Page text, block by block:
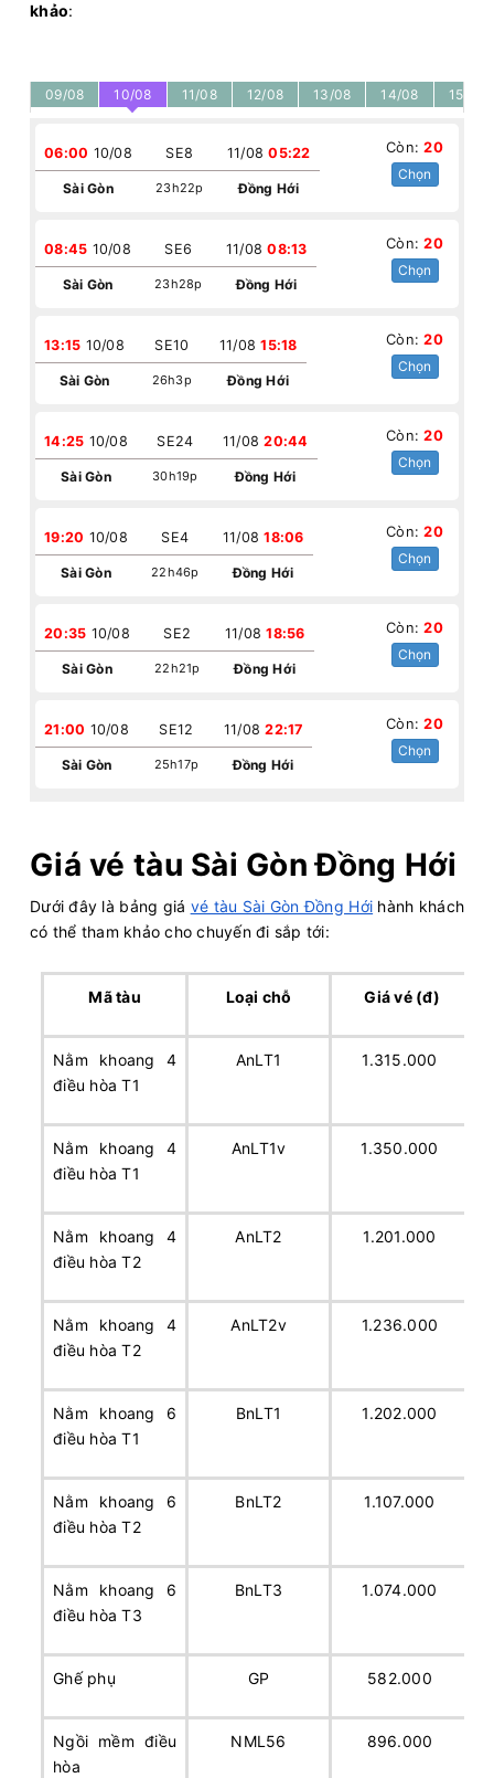
khảo:
09/08 10/08 11/08 12/08 13/08 14/08 15/08
06:00 10/08
Sài Gòn
SE8
23h22p
11/0805:22
Đồng Hới
Còn:20
Chọn
08:45 10/08
Sài Gòn
SE6
23h28p
11/0808:13
Đồng Hới
Còn:20
Chọn
13:15 10/08
Sài Gòn
SE10
26h3p
11/0815:18
Đồng Hới
Còn:20
Chọn
14:25 10/08
Sài Gòn
SE24
30h19p
11/0820:44
Đồng Hới
Còn:20
Chọn
19:20 10/08
Sài Gòn
SE4
22h46p
11/0818:06
Đồng Hới
Còn:20
Chọn
20:35 10/08
Sài Gòn
SE2
22h21p
11/0818:56
Đồng Hới
Còn:20
Chọn
21:00 10/08
Sài Gòn
SE12
25h17p
11/0822:17
Đồng Hới
Còn:20
Chọn
Giá vé tàu Sài Gòn Đồng Hới
Dưới đây là bảng giá vé tàu Sài Gòn Đồng Hới hành khách
có thể tham khảo cho chuyến đi sắp tới:
Mã tàu Loại chỗ Giá vé (đ)
Nằm khoang 4
điều hòa T1
AnLT1 1.315.000
Nằm khoang 4
điều hòa T1
AnLT1v 1.350.000
Nằm khoang 4
điều hòa T2
AnLT2 1.201.000
Nằm khoang 4
điều hòa T2
AnLT2v 1.236.000
Nằm khoang 6
điều hòa T1
BnLT1 1.202.000
Nằm khoang 6
điều hòa T2
BnLT2 1.107.000
Nằm khoang 6
điều hòa T3
BnLT3 1.074.000
Ghế phụ GP 582.000
Ngồi mềm điều
hòa
NML56 896.000